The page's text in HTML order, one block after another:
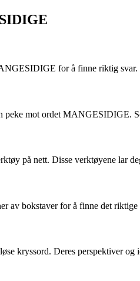
for å finne riktig
mot ordet MANGESIDIGE.
på nett. Disse verktøyene lar
av bokstaver for å finne det
kryssord. Deres perspektiver